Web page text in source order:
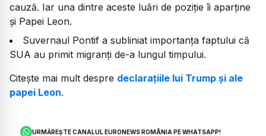
cauză. Iar una dintre aceste luări de poziție îi aparține
și Papei Leon.
Suvernaul Pontif a subliniat importanța faptului că
SUA au primit migranți de-a lungul timpului.
Citește mai mult despre declarațiile lui Trump și ale
papei Leon.
URMĂREȘTE CANALUL EURONEWS ROMÂNIA PE WHATSAPP!